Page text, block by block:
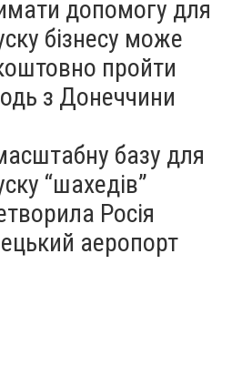
допомогу для
бізнесу може
пройти
з Донеччини
базу для
“шахедів”
Росія
аеропорт